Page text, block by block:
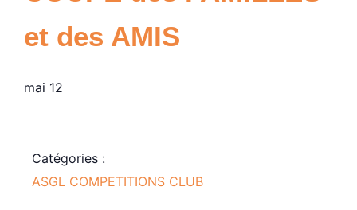
et des AMIS
mai 12
Catégories :
ASGL COMPETITIONS CLUB